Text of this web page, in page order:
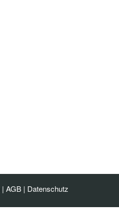
| AGB | Datenschutz